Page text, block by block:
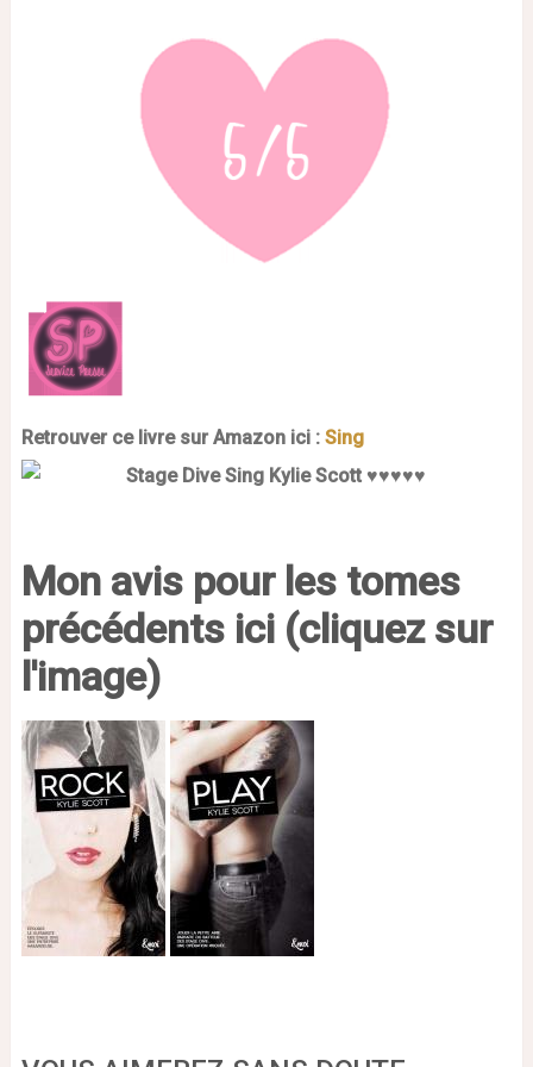
Retrouver ce livre sur Amazon ici : Sing
Mon avis pour les tomes
précédents ici (cliquez sur
l'image)